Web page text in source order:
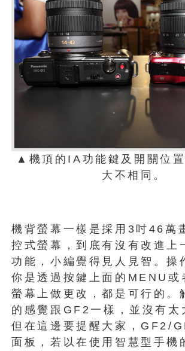
▲機頂的IA功能鍵及開關位
大不相同。
機背螢幕一樣是採用3吋46萬
控式螢幕，到底有沒有改進上
功能，小編覺得見人見智。操
你是透過按鍵上面的MENU或
螢幕上做更改，都是可行的。
的感覺跟GF2一樣，並沒有太
但在這邊要提醒大家，GF2/
面板，若以在使用智慧型手機